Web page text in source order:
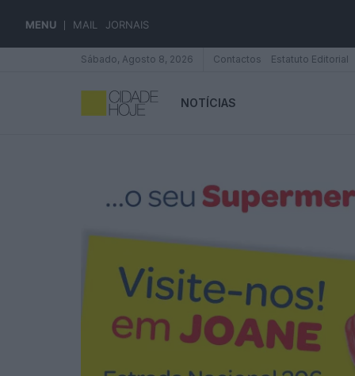
MENU MAIL JORNAIS
Sábado, Agosto 8, 2026 Contactos Estatuto Editorial
NOTÍCIAS